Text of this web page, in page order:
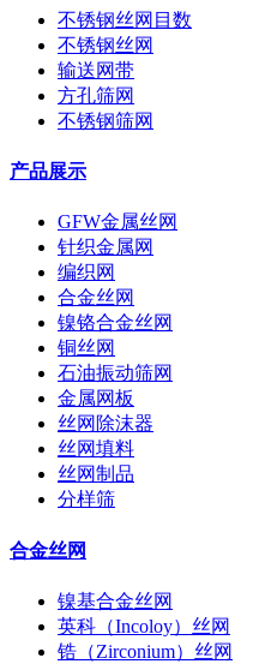
不锈钢丝网目数
不锈钢丝网
输送网带
方孔筛网
不锈钢筛网
产品展示
GFW金属丝网
针织金属网
编织网
合金丝网
镍铬合金丝网
铜丝网
石油振动筛网
金属网板
丝网除沫器
丝网填料
丝网制品
分样筛
合金丝网
镍基合金丝网
英科（Incoloy）丝网
锆（Zirconium）丝网